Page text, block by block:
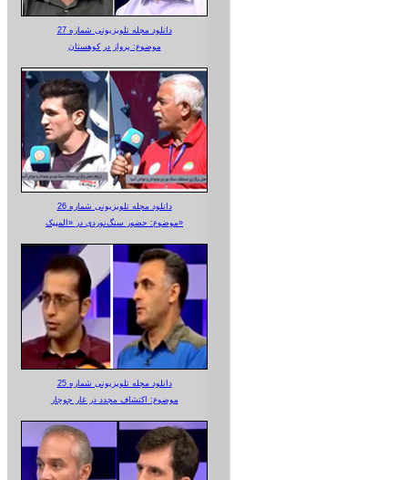
دانلود مجله تلویزیونی شماره 27
موضوع: پرواز در کوهستان
دانلود مجله تلویزیونی شماره 26
موضوع: حضور سنگ‌نوردی در «المپیک»
دانلود مجله تلویزیونی شماره 25
موضوع: اکتشاف مجدد در غار جوجار